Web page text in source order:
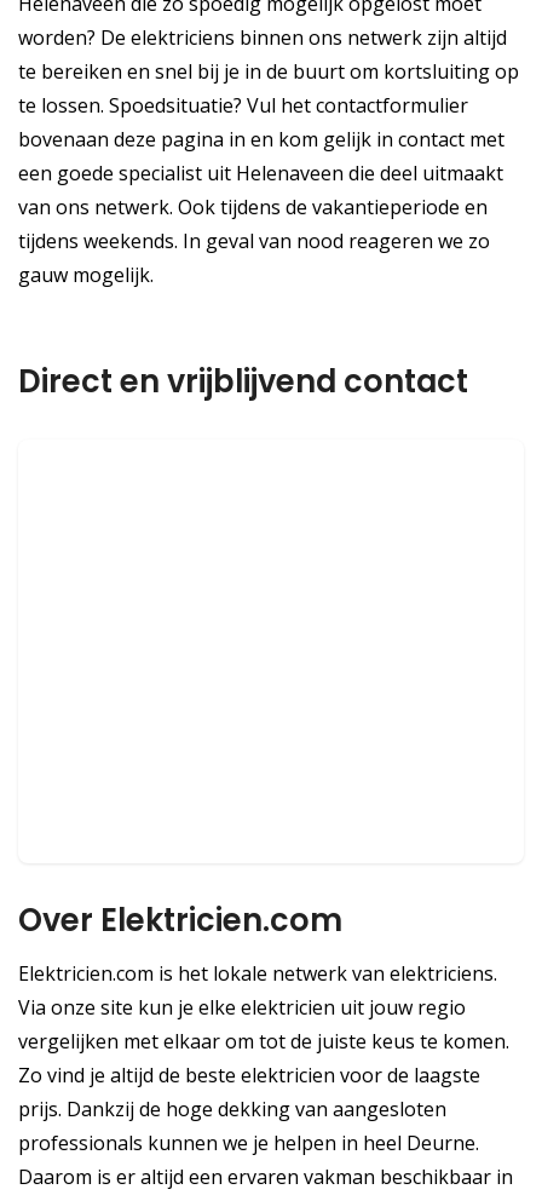
worden? De elektriciens binnen ons netwerk zijn altijd
te bereiken en snel bij je in de buurt om kortsluiting op
te lossen. Spoedsituatie? Vul het contactformulier
bovenaan deze pagina in en kom gelijk in contact met
een goede specialist uit Helenaveen die deel uitmaakt
van ons netwerk. Ook tijdens de vakantieperiode en
tijdens weekends. In geval van nood reageren we zo
gauw mogelijk.
Direct en vrijblijvend contact
Over Elektricien.com
Elektricien.com is het lokale netwerk van elektriciens.
Via onze site kun je elke elektricien uit jouw regio
vergelijken met elkaar om tot de juiste keus te komen.
Zo vind je altijd de beste elektricien voor de laagste
prijs. Dankzij de hoge dekking van aangesloten
professionals kunnen we je helpen in heel Deurne.
Daarom is er altijd een ervaren vakman beschikbaar in